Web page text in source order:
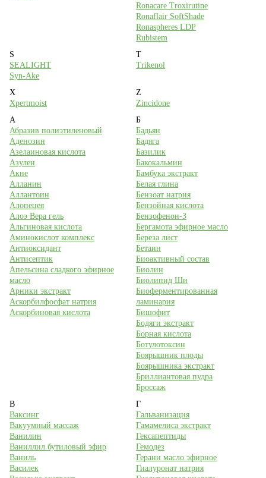
Ronacare Troxirutine
Ronaflair SoftShade
Ronaspheres LDP
Rubistem
S
SEALIGHT
Syn-Ake
T
Trikenol
X
Xpertmoist
Z
Zincidone
А
Абразив полиэтиленовый
Аденозин
Азелаиновая кислота
Азулен
Акне
Алланин
Аллантоин
Алопецея
Алоэ Вера гель
Альгиновая кислота
Аминокислот комплекс
Антиоксидант
Антисептик
Апельсина сладкого эфирное
масло
Арники экстракт
Аскорбилфосфат натрия
Аскорбиновая кислота
Б
Бадьян
Бадяга
Базилик
Бакокальмин
Бамбука экстракт
Белая глина
Бензоат натрия
Бензойная кислота
Бензофенон-3
Бергамота эфирное масло
Береза лист
Бетаин
Биоактивный состав
Биолин
Биолипид Ши
Биоферментированная
ламинария
Бишофит
Бодяги экстракт
Борная кислота
Ботулотоксин
Боярышник плоды
Боярышника экстракт
Бриллиантовая пудра
Броссаж
В
Ваксинг
Вакуумный массаж
Ванилин
Ваниллил бутиловый эфир
Ваниль
Василек
Г
Гальванизация
Гамамелиса экстракт
Гексапептиды
Гемодез
Герани масло эфирное
Гиалуронат натрия